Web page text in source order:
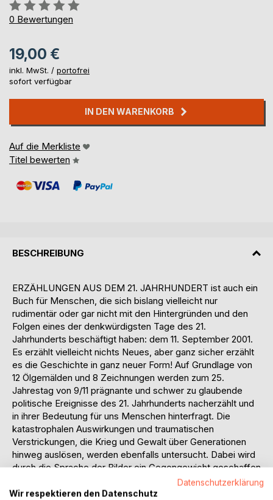
Bewertung::
0%
0 Bewertungen
19,00 €
inkl. MwSt. / portofrei
sofort verfügbar
IN DEN WARENKORB
Auf die Merkliste
Titel bewerten
BESCHREIBUNG
ERZÄHLUNGEN AUS DEM 21. JAHRHUNDERT ist auch ein
Buch für Menschen, die sich bislang vielleicht nur
rudimentär oder gar nicht mit den Hintergründen und den
Folgen eines der denkwürdigsten Tage des 21.
Jahrhunderts beschäftigt haben: dem 11. September 2001.
Es erzählt vielleicht nichts Neues, aber ganz sicher erzählt
es die Geschichte in ganz neuer Form! Auf Grundlage von
12 Ölgemälden und 8 Zeichnungen werden zum 25.
Jahrestag von 9/11 prägnante und schwer zu glaubende
politische Ereignisse des 21. Jahrhunderts nacherzählt und
in ihrer Bedeutung für uns Menschen hinterfragt. Die
katastrophalen Auswirkungen und traumatischen
Verstrickungen, die Krieg und Gewalt über Generationen
hinweg auslösen, werden ebenfalls untersucht. Dabei wird
durch die Sprache der Bilder ein Gegengewicht geschaffen
zu der hektisch flimmernden Propaganda, der wir täglich
über verschiedenste Medien ausgesetzt sind.
Datenschutzerklärung
Wir respektieren den Datenschutz